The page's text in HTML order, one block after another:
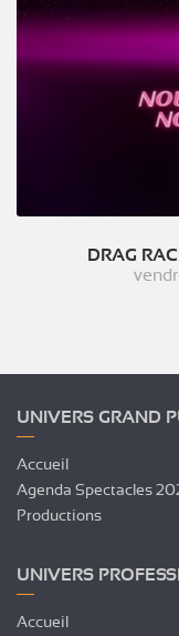
DRAG
UNIVERS GRAND
Accueil
Agenda Spectacles
Productions
UNIVERS
Accueil